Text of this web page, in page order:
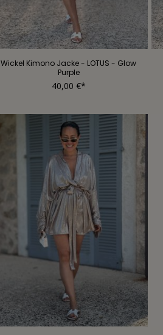
Wickel Kimono Jacke - LOTUS - Glow
Purple
40,00 €*